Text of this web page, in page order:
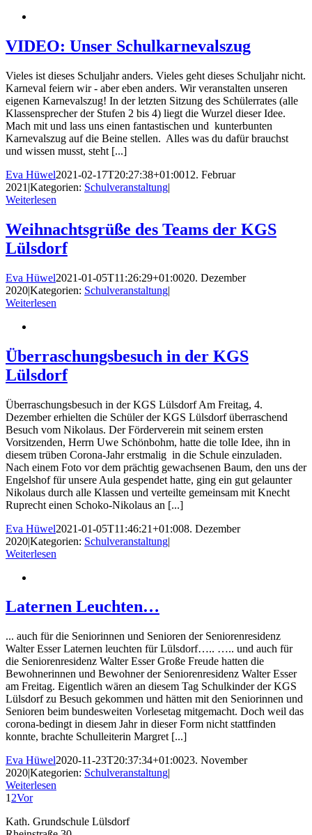
VIDEO: Unser Schulkarnevalszug
Vieles ist dieses Schuljahr anders. Vieles geht dieses Schuljahr nicht.
Karneval feiern wir - aber eben anders. Wir veranstalten unseren
eigenen Karnevalszug! In der letzten Sitzung des Schülerrates (alle
Klassensprecher der Stufen 2 bis 4) liegt die Wurzel dieser Idee.
Mach mit und lass uns einen fantastischen und kunterbunten
Karnevalszug auf die Beine stellen. Alles was du dafür brauchst
und wissen musst, steht [...]
Eva Hüwel2021-02-17T20:27:38+01:0012. Februar
2021 |Kategorien: Schulveranstaltung|
Weiterlesen
Weihnachtsgrüße des Teams der KGS
Lülsdorf
Eva Hüwel2021-01-05T11:26:29+01:0020. Dezember
2020|Kategorien: Schulveranstaltung|
Weiterlesen
Überraschungsbesuch in der KGS
Lülsdorf
Überraschungsbesuch in der KGS Lülsdorf Am Freitag, 4.
Dezember erhielten die Schüler der KGS Lülsdorf überraschend
Besuch vom Nikolaus. Der Förderverein mit seinem ersten
Vorsitzenden, Herrn Uwe Schönbohm, hatte die tolle Idee, ihn in
diesem trüben Corona-Jahr erstmalig in die Schule einzuladen.
Nach einem Foto vor dem prächtig gewachsenen Baum, den uns der
Engelshof für unsere Aula gespendet hatte, ging ein gut gelaunter
Nikolaus durch alle Klassen und verteilte gemeinsam mit Knecht
Ruprecht einen Schoko-Nikolaus an [...]
Eva Hüwel2021-01-05T11:46:21+01:008. Dezember
2020|Kategorien: Schulveranstaltung|
Weiterlesen
Laternen Leuchten…
... auch für die Seniorinnen und Senioren der Seniorenresidenz
Walter Esser Laternen leuchten für Lülsdorf….. ….. und auch für
die Seniorenresidenz Walter Esser Große Freude hatten die
Bewohnerinnen und Bewohner der Seniorenresidenz Walter Esser
am Freitag. Eigentlich wären an diesem Tag Schulkinder der KGS
Lülsdorf zu Besuch gekommen und hätten mit den Seniorinnen und
Senioren beim bundesweiten Vorlesetag mitgemacht. Doch weil das
corona-bedingt in diesem Jahr in dieser Form nicht stattfinden
konnte, brachte Schulleiterin Margret [...]
Eva Hüwel2020-11-23T20:37:34+01:0023. November
2020|Kategorien: Schulveranstaltung|
Weiterlesen
1 2Vor
Kath. Grundschule Lülsdorf